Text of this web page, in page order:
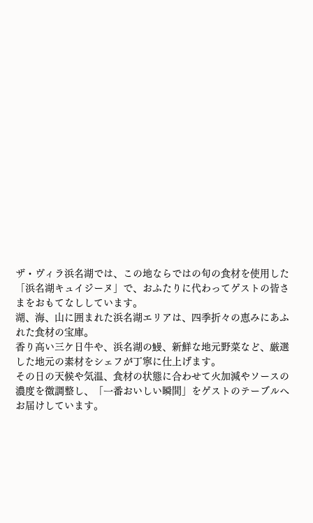
ザ・ヴィラ浜名湖では、この地ならではの旬の食材を使用した
「浜名湖キュイジーヌ」で、おふたりに代わってゲストの皆さ
まをおもてなししています。
湖、海、山に囲まれた浜名湖エリアは、四季折々の恵みにあふ
れた食材の宝庫。
香り高い三ケ日牛や、浜名湖の鰻、新鮮な地元野菜など、厳選
した地元の素材をシェフが丁寧に仕上げます。
その日の天候や気温、食材の状態に合わせて火加減やソースの
濃度を微調整し、「一番おいしい瞬間」をゲストのテーブルへ
お届けしています。